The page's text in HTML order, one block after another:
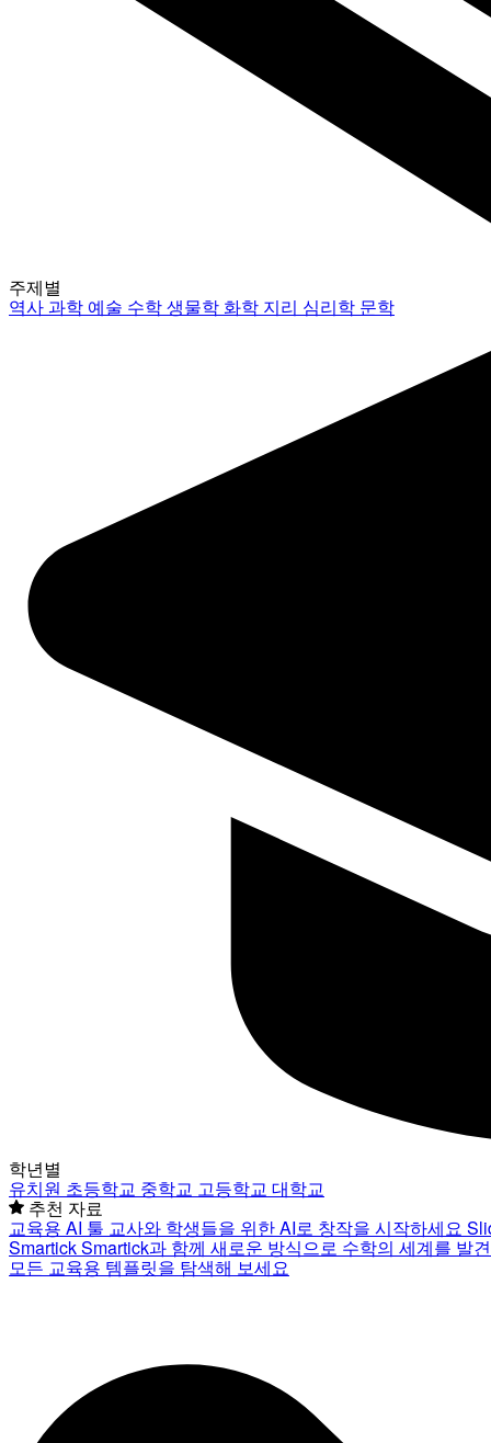
주제별
역사과학 예술 수학생물학 화학 지리 심리학 문학
학년별
유치원 초등학교 중학교 고등학교 대학교
추천 자료
교육용 AI 툴 교사와 학생들을 위한 AI로 창작을 시작하세요
SmartickSmartick과 함께 새로운 방식으로 수학의 세계를 발
모든 교육용 템플릿을 탐색해 보세요